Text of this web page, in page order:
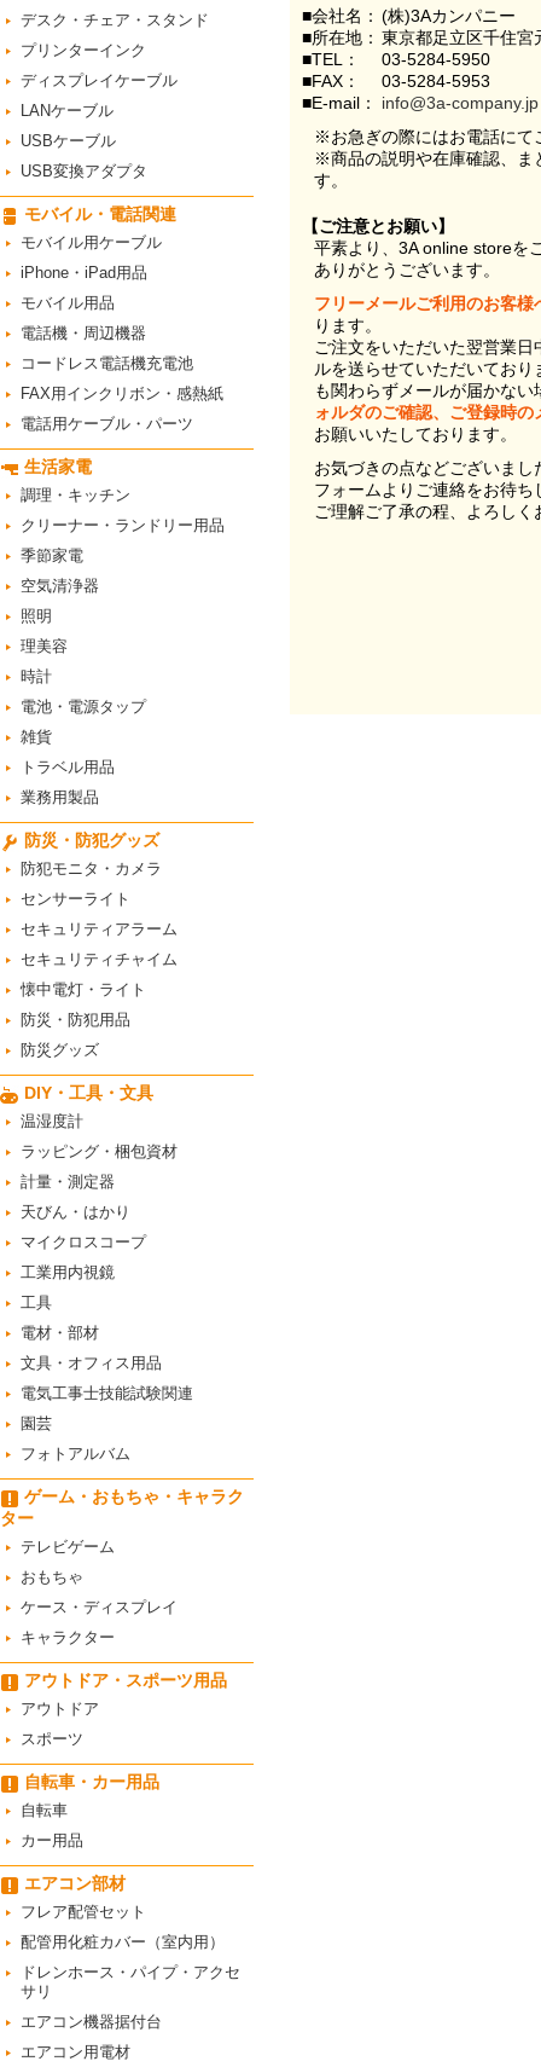
■会社名： (株)3Aカンパニー
■所在地： 東京都足立区千住
■TEL：
03-5284-5950
■FAX：
03-5284-5953
■E-mail：
info@3a-company.jp
※お急ぎの際にはお電話にて
※商品の説明や在庫確認、ま
す。
【ご注意とお願い】
平素より、3A online storeを
ありがとうございます。
フリーメールご利用のお客様
ります。
ご注文をいただいた翌営業
ルを送らせていただいてお
も関わらずメールが届かない
ォルダのご確認、ご登録時
お願いいたしております。
お気づきの点などございま
フォームよりご連絡をお待ち
ご理解ご了承の程、よろし
デスク・チェア・スタンド
プリンターインク
ディスプレイケーブル
LANケーブル
USBケーブル
USB変換アダプタ
モバイル・電話関連
モバイル用ケーブル
iPhone・iPad用品
モバイル用品
電話機・周辺機器
コードレス電話機充電池
FAX用インクリボン・感熱紙
電話用ケーブル・パーツ
生活家電
調理・キッチン
クリーナー・ランドリー用品
季節家電
空気清浄器
照明
理美容
時計
電池・電源タップ
雑貨
トラベル用品
業務用製品
防災・防犯グッズ
防犯モニタ・カメラ
センサーライト
セキュリティアラーム
セキュリティチャイム
懐中電灯・ライト
防災・防犯用品
防災グッズ
DIY・工具・文具
温湿度計
ラッピング・梱包資材
計量・測定器
天びん・はかり
マイクロスコープ
工業用内視鏡
工具
電材・部材
文具・オフィス用品
電気工事士技能試験関連
園芸
フォトアルバム
ゲーム・おもちゃ・キャラク
ター
テレビゲーム
おもちゃ
ケース・ディスプレイ
キャラクター
アウトドア・スポーツ用品
アウトドア
スポーツ
自転車・カー用品
自転車
カー用品
エアコン部材
フレア配管セット
配管用化粧カバー（室内用）
ドレンホース・パイプ・アクセ
サリ
エアコン機器据付台
エアコン用電材